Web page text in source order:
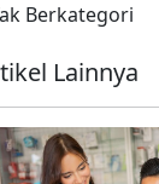
Berkategori
Lainnya